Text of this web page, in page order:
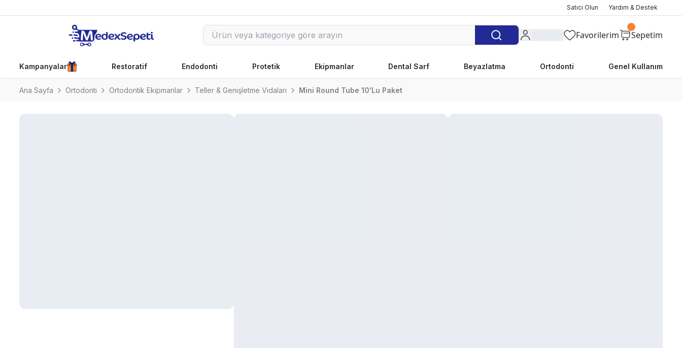
Satıcı Olun Yardım & Destek
Favorilerim Sepetim
Kampanyalar Restoratif Endodonti Protetik Ekipmanlar Dental Sarf Beyazlatma Ortodonti Genel Kullanım
Ana Sayfa Ortodonti Ortodontik Ekipmanlar Teller & Genişletme Vidaları Mini Round Tube 10'Lu Paket